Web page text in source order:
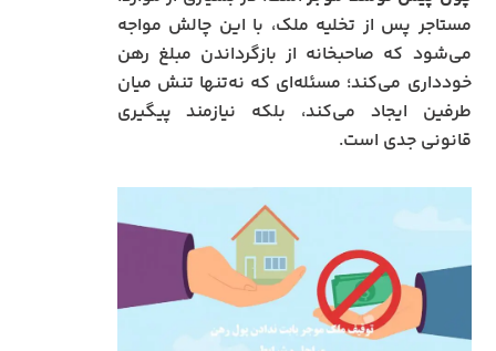
مستاجر پس از تخلیه ملک، با این چالش مواجه
می‌شود که صاحبخانه از بازگرداندن مبلغ رهن
خودداری می‌کند؛ مسئله‌ای که نه‌تنها تنش میان
طرفین ایجاد می‌کند، بلکه نیازمند پیگیری
قانونی جدی است.